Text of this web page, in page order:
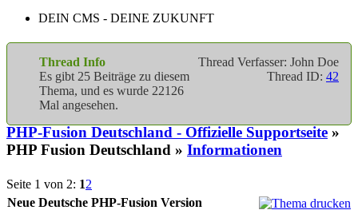
DEIN CMS - DEINE ZUKUNFT
Thread Verfasser: John Doe
Thread ID: 42
Thread Info
Es gibt 25 Beiträge zu diesem
Thema, und es wurde 22126
Mal angesehen.
PHP-Fusion Deutschland - Offizielle Supportseite »
PHP Fusion Deutschland » Informationen
Seite 1 von 2: 12
Neue Deutsche PHP-Fusion Version